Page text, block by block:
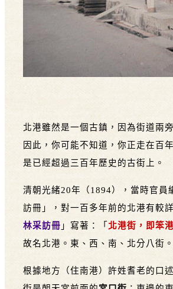
北港雖然是一個古鎮，因為街道兩
因此，你可能不知道，你正走在百
是已經超過三百年歷史的古街上。
清朝光緒20年（1894），當時官員
訪冊」，對一百多年前的北港有較
林采訪冊 」寫著：「 北港街，即笨港
故名北港。東、西、南、北分八街。
根據地方（住南港）許姓耆老的口